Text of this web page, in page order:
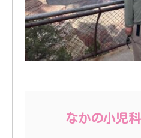
なかの小児